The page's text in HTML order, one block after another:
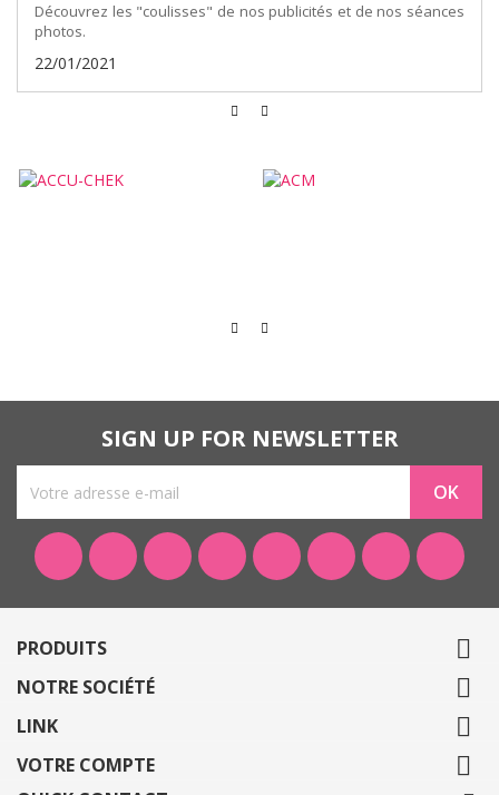
Découvrez les "coulisses" de nos publicités et de nos séances
photos.
22/01/2021
SIGN UP FOR NEWSLETTER
FacebookTwitter Rss YouTubePinterestVimeo Instagram
PRODUITS 
NOTRE SOCIÉTÉ 
LINK 
VOTRE COMPTE 